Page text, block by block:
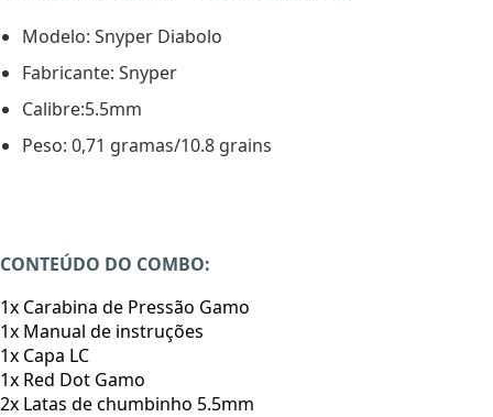
Modelo: Snyper Diabolo
Fabricante: Snyper
Calibre:5.5mm
Peso: 0,71 gramas/10.8 grains
CONTEÚDO DO COMBO:
1x Carabina de Pressão Gamo
1x Manual de instruções
1x Capa LC
1x Red Dot Gamo
2x Latas de chumbinho 5.5mm